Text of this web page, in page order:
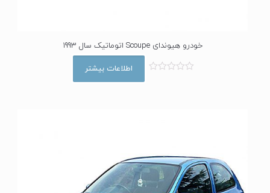
خودرو هیوندای Scoupe اتوماتیک سال 1993
5
اطلاعات بیشتر